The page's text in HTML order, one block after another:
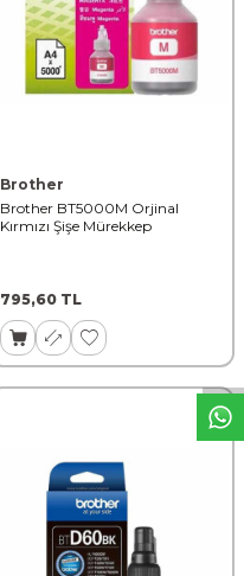
W
h
t
s
a
p
p
D
e
s
t
e
H
a
t
t
Brother
Brother BT5000M Orjinal
Kırmızı Şişe Mürekkep
795,60 TL